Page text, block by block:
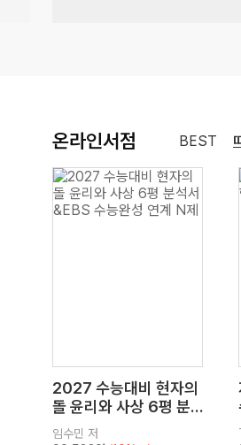
온라인서점 BEST
2027 수능대비 현자의
돌 윤리와 사상 6평 분
석서&EBS 수능완성 연
임수민 저